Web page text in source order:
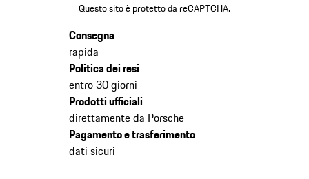
Questo sito è protetto da reCAPTCHA.
Consegna
rapida
Politica dei resi
entro 30 giorni
Prodotti ufficiali
direttamente da Porsche
Pagamento e trasferimento
dati sicuri